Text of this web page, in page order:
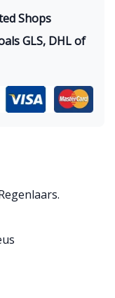
Shops
GLS, DHL of